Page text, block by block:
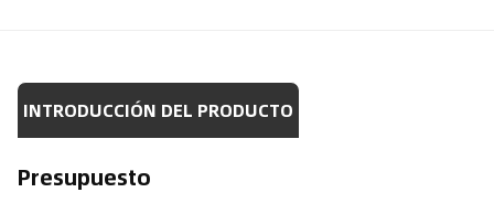
INTRODUCCIÓN DEL PRODUCTO
Presupuesto